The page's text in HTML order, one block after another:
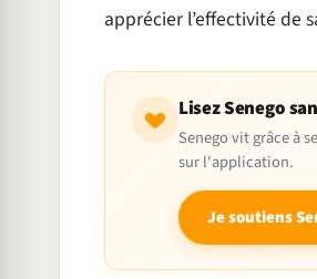
apprécier l’effectivité de
Lisez Senego
Senego vit grâce à
sur l'application.
Je soutiens